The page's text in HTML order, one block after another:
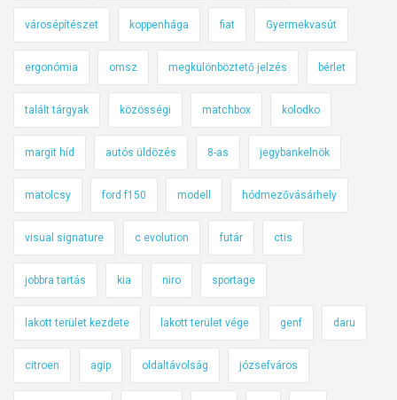
városépítészet koppenhága fiat Gyermekvasút
ergonómia omsz megkülönböztető jelzés bérlet
talált tárgyak közösségi matchbox kolodko
margit híd autós üldözés 8-as jegybankelnök
matolcsy ford f150 modell hódmezővásárhely
visual signature c evolution futár ctis
jobbra tartás kia niro sportage
lakott terület kezdete lakott terület vége genf daru
citroen agip oldaltávolság józsefváros